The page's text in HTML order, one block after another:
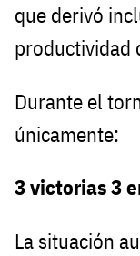
que derivó
productividad
Durante el
únicamente:
3 victorias3
La situación